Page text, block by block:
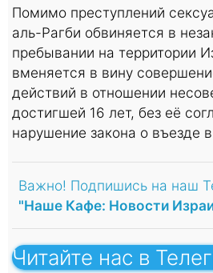
Помимо преступлений
аль-Рагби обвиняется в
пребывании на территории
вменяется в вину
действий в отношении
достигшей 16 лет, без её
нарушение закона о въезде
Важно! Подпишись на наш
"Наше Кафе: Новости
Читайте нас в